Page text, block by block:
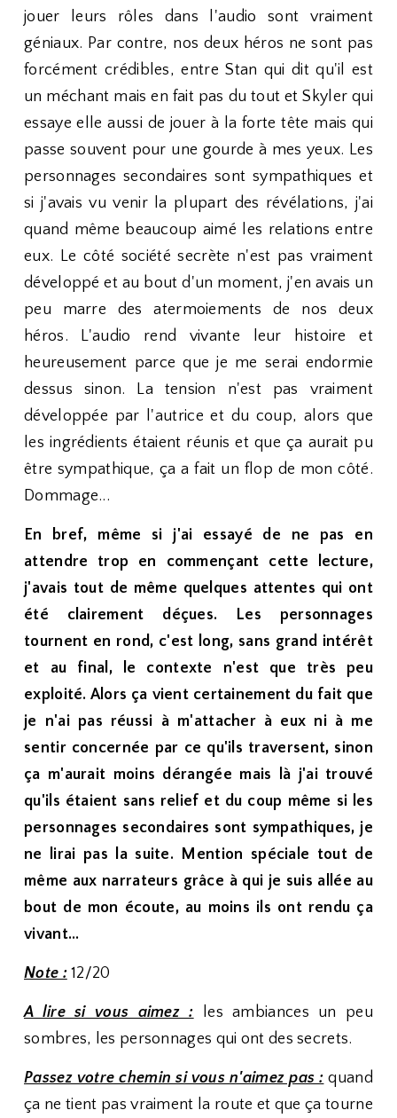
jouer leurs rôles dans l'audio sont vraiment
géniaux. Par contre, nos deux héros ne sont pas
forcément crédibles, entre Stan qui dit qu'il est
un méchant mais en fait pas du tout et Skyler qui
essaye elle aussi de jouer à la forte tête mais qui
passe souvent pour une gourde à mes yeux. Les
personnages secondaires sont sympathiques et
si j'avais vu venir la plupart des révélations, j'ai
quand même beaucoup aimé les relations entre
eux. Le côté société secrète n'est pas vraiment
développé et au bout d'un moment, j'en avais un
peu marre des atermoiements de nos deux
héros. L'audio rend vivante leur histoire et
heureusement parce que je me serai endormie
dessus sinon. La tension n'est pas vraiment
développée par l'autrice et du coup, alors que
les ingrédients étaient réunis et que ça aurait pu
être sympathique, ça a fait un flop de mon côté.
Dommage...
En bref, même si j'ai essayé de ne pas en
attendre trop en commençant cette lecture,
j'avais tout de même quelques attentes qui ont
été clairement déçues. Les personnages
tournent en rond, c'est long, sans grand intérêt
et au final, le contexte n'est que très peu
exploité. Alors ça vient certainement du fait que
je n'ai pas réussi à m'attacher à eux ni à me
sentir concernée par ce qu'ils traversent, sinon
ça m'aurait moins dérangée mais là j'ai trouvé
qu'ils étaient sans relief et du coup même si les
personnages secondaires sont sympathiques, je
ne lirai pas la suite. Mention spéciale tout de
même aux narrateurs grâce à qui je suis allée au
bout de mon écoute, au moins ils ont rendu ça
vivant...
Note :12/20
A lire si vous aimez : les ambiances un peu
sombres, les personnages qui ont des secrets.
Passez votre chemin si vous n'aimez pas : quand
ça ne tient pas vraiment la route et que ça tourne